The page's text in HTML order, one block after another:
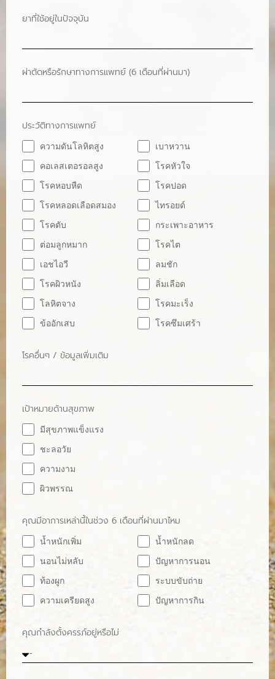
ยาที่ใช้อยู่ในปัจจุบัน
ผ่าตัดหรือรักษาทางการแพทย์ (6 เดือนที่ผ่านมา)
ประวัติทางการแพทย์
ความดันโลหิตสูง
เบาหวาน
คอเลสเตอรอลสูง
โรคหัวใจ
โรคหอบหืด
โรคปอด
โรคหลอดเลือดสมอง
ไทรอยด์
โรคตับ
กระเพาะอาหาร
ต่อมลูกหมาก
โรคไต
เอชไอวี
ลมชัก
โรคผิวหนัง
ลิ่มเลือด
โลหิตจาง
โรคมะเร็ง
ข้ออักเสบ
โรคซึมเศร้า
โรคอื่นๆ / ข้อมูลเพิ่มเติม
เป้าหมายด้านสุขภาพ
มีสุขภาพแข็งแรง
ชะลอวัย
ความงาม
ผิวพรรณ
คุณมีอาการเหล่านี้ในช่วง 6 เดือนที่ผ่านมาไหม
น้ำหนักเพิ่ม
น้ำหนักลด
นอนไม่หลับ
ปัญหาการนอน
ท้องผูก
ระบบขับถ่าย
ความเครียดสูง
ปัญหาการกิน
คุณกำลังตั้งครรภ์อยู่หรือไม่